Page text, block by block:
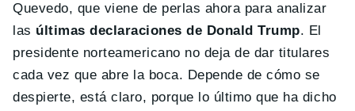
Quevedo, que viene de perlas ahora para analizar
las últimas declaraciones de Donald Trump. El
presidente norteamericano no deja de dar titulares
cada vez que abre la boca. Depende de cómo se
despierte, está claro, porque lo último que ha dicho